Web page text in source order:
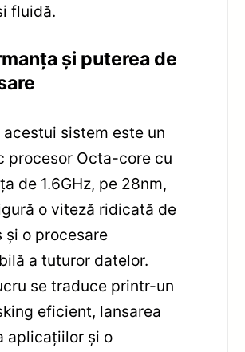
fluidă.
și puterea de
sistem este un
procesor Octa-core cu
de 1.6GHz, pe 28nm,
o viteză ridicată de
și o procesare
a tuturor datelor.
se traduce printr-un
eficient, lansarea
aplicațiilor și o